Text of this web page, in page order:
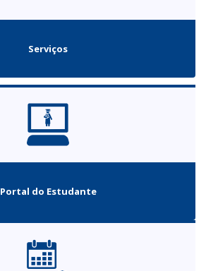
Serviços
Portal do Estudante